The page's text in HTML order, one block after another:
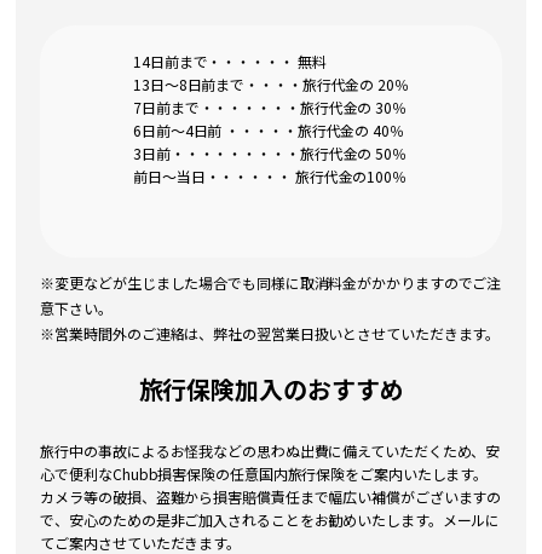
14日前まで・・・・・・ 無料
13日～8日前まで・・・・旅行代金の 20％
7日前まで・・・・・・・旅行代金の 30％
6日前～4日前 ・・・・・旅行代金の 40％
3日前・・・・・・・・・旅行代金の 50％
前日～当日・・・・・・ 旅行代金の100％
※変更などが生じました場合でも同様に取消料金がかかりますのでご注
意下さい。
※営業時間外のご連絡は、弊社の翌営業日扱いとさせていただきます。
旅行保険加入のおすすめ
旅行中の事故によるお怪我などの思わぬ出費に備えていただくため、安
心で便利なChubb損害保険の任意国内旅行保険をご案内いたします。
カメラ等の破損、盗難から損害賠償責任まで幅広い補償がございますの
で、安心のための是非ご加入されることをお勧めいたします。メールに
てご案内させていただきます。